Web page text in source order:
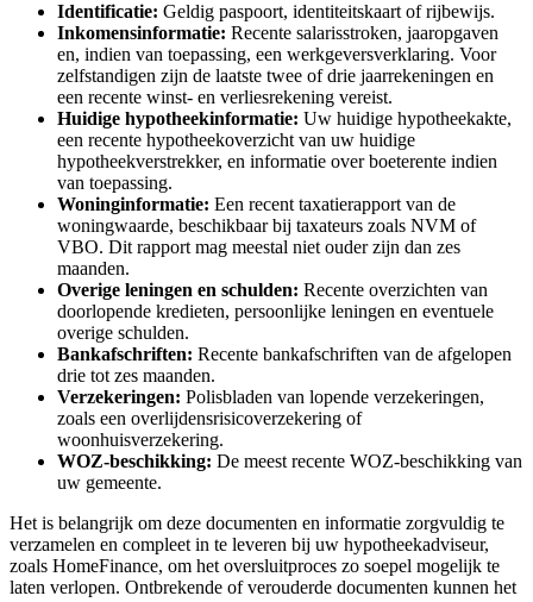
Identificatie: Geldig paspoort, identiteitskaart of rijbewijs.
Inkomensinformatie: Recente salarisstroken, jaaropgaven
en, indien van toepassing, een werkgeversverklaring. Voor
zelfstandigen zijn de laatste twee of drie jaarrekeningen en
een recente winst- en verliesrekening vereist.
Huidige hypotheekinformatie: Uw huidige hypotheekakte,
een recente hypotheekoverzicht van uw huidige
hypotheekverstrekker, en informatie over boeterente indien
van toepassing.
Woninginformatie: Een recent taxatierapport van de
woningwaarde, beschikbaar bij taxateurs zoals NVM of
VBO. Dit rapport mag meestal niet ouder zijn dan zes
maanden.
Overige leningen en schulden: Recente overzichten van
doorlopende kredieten, persoonlijke leningen en eventuele
overige schulden.
Bankafschriften: Recente bankafschriften van de afgelopen
drie tot zes maanden.
Verzekeringen: Polisbladen van lopende verzekeringen,
zoals een overlijdensrisicoverzekering of
woonhuisverzekering.
WOZ-beschikking: De meest recente WOZ-beschikking van
uw gemeente.
Het is belangrijk om deze documenten en informatie zorgvuldig te
verzamelen en compleet in te leveren bij uw hypotheekadviseur,
zoals HomeFinance, om het oversluitproces zo soepel mogelijk te
laten verlopen. Ontbrekende of verouderde documenten kunnen het